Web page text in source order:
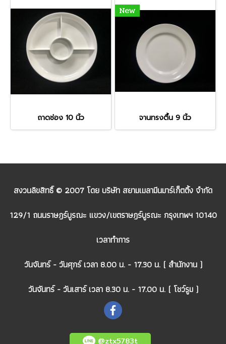
ถาดช่อง 10 นิ้ว
New
จานทรงตื้น 9 นิ้ว
สงวนลิขสิทธิ์ © 2007 โดย บริษัท สยามเมลามีนมาร์เก็ตติ้ง จำกัด
129/1 ถนนราษฎร์บูรณะ แขวง/เขตราษฎร์บูรณะ กรุงเทพฯ 10140
เวลาทำการ
วันจันทร์ - วันศุกร์ เวลา 8.00 น. - 17.30 น. ( สำนักงาน )
วันจันทร์ - วันเสาร์ เวลา 8.30 น. - 17.00 น. ( โชว์รูม )
@ztx5783t